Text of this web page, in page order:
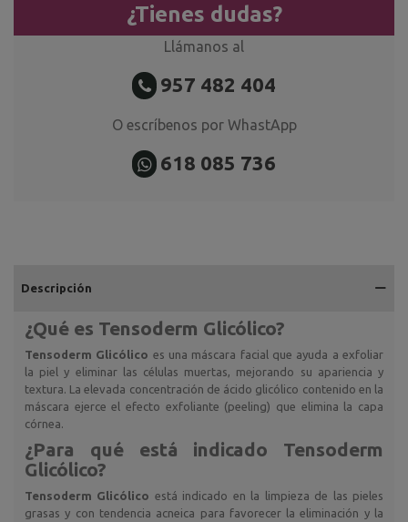
¿Tienes dudas?
Llámanos al
957 482 404
O escríbenos por WhastApp
618 085 736
Descripción
¿Qué es Tensoderm Glicólico?
Tensoderm Glicólico es una máscara facial que ayuda a exfoliar
la piel y eliminar las células muertas, mejorando su apariencia y
textura. La elevada concentración de ácido glicólico contenido en la
máscara ejerce el efecto exfoliante (peeling) que elimina la capa
córnea.
¿Para qué está indicado Tensoderm
Glicólico?
Tensoderm Glicólico está indicado en la limpieza de las pieles
grasas y con tendencia acneica para favorecer la eliminación y la